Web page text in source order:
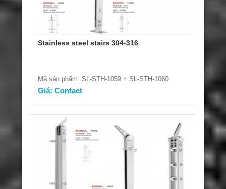
Stainless steel stairs 304-316
Mã sản phẩm: SL-STH-1059 + SL-STH-1060
Giá: Contact